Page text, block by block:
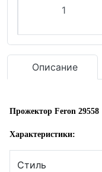
Описание
Прожектор Feron 29558
Характеристики:
Стиль